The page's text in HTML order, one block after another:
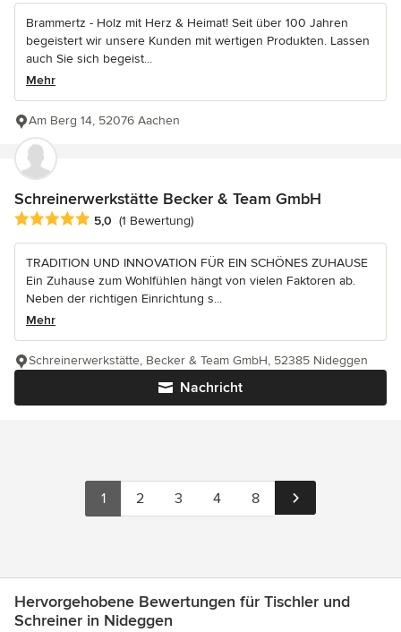
Brammertz - Holz mit Herz & Heimat! Seit über 100 Jahren
begeistert wir unsere Kunden mit wertigen Produkten. Lassen
auch Sie sich begeist...
Mehr
Am Berg 14, 52076 Aachen
Schreinerwerkstätte Becker & Team GmbH
Durchschnittliche Bewertung: 5 von 5 Sternen
5,0 (1 Bewertung)
TRADITION UND INNOVATION FÜR EIN SCHÖNES ZUHAUSE
Ein Zuhause zum Wohlfühlen hängt von vielen Faktoren ab.
Neben der richtigen Einrichtung s...
Mehr
Nachricht
Schreinerwerkstätte, Becker & Team GmbH, 52385 Nideggen
1 2 3 4 8
Hervorgehobene Bewertungen für Tischler und
Schreiner in Nideggen